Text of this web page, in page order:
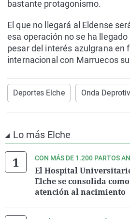
bastante protagonismo.
El que no llegará al Eldense
esa operación no se ha llegado
pesar del interés azulgrana en
internacional con Marruecos
Deportes Elche Onda
Lo más Elche
CON MÁS DE 1.200 PARTOS
El Hospital
Elche se consolida
atención al nacimiento